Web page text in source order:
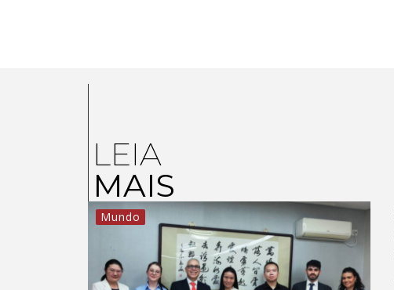
LEIA
MAIS
Mundo